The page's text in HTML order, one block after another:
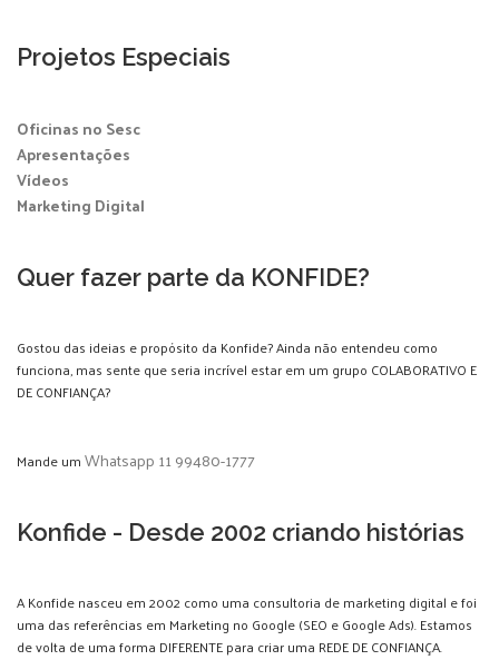
Projetos Especiais
Oficinas no Sesc
Apresentações
Vídeos
Marketing Digital
Quer fazer parte da KONFIDE?
Gostou das ideias e propósito da Konfide? Ainda não entendeu como
funciona, mas sente que seria incrível estar em um grupo COLABORATIVO E
DE CONFIANÇA?
Mande umWhatsapp 11 99480-1777
Konfide - Desde 2002 criando histórias
A Konfide nasceu em 2002 como uma consultoria de marketing digital e foi
uma das referências em Marketing no Google (SEO e Google Ads). Estamos
de volta de uma forma DIFERENTE para criar uma REDE DE CONFIANÇA.